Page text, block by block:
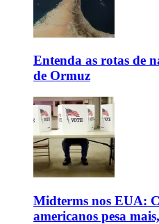
Entenda as rotas de
de Ormuz
Midterms nos EUA:
americanos pesa